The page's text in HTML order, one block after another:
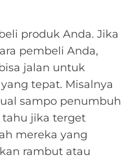
produk Anda. Jika
pembeli Anda,
jalan untuk
yang tepat. Misalnya
sampo penumbuh
tahu jika terget
mereka yang
rambut atau